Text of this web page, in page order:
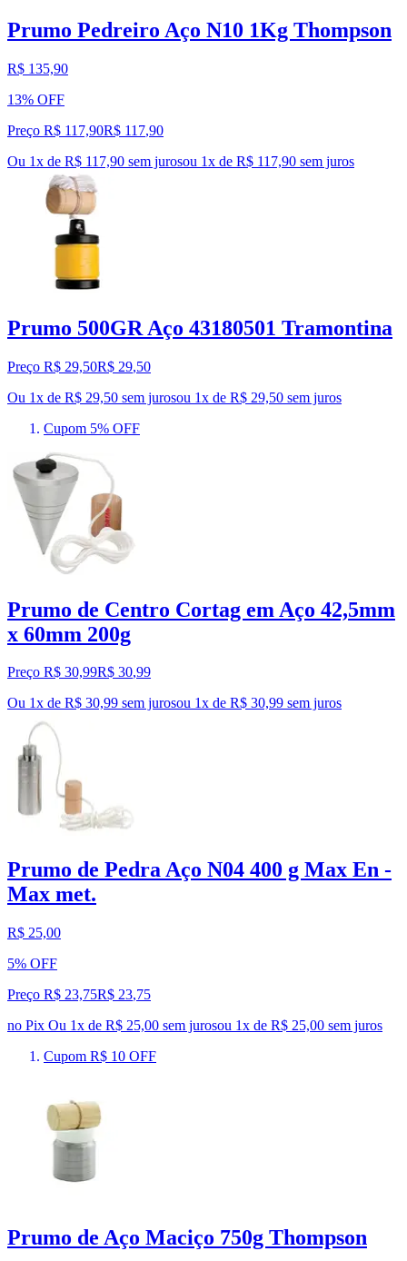
Prumo Pedreiro Aço N10 1Kg Thompson
R$ 135,90
13% OFF
Preço R$ 117,90R$ 117,90
Ou 1x de R$ 117,90 sem jurosou 1x de R$ 117,90 sem juros
Prumo 500GR Aço 43180501 Tramontina
Preço R$ 29,50R$ 29,50
Ou 1x de R$ 29,50 sem jurosou 1x de R$ 29,50 sem juros
Cupom 5% OFF
Prumo de Centro Cortag em Aço 42,5mm
x 60mm 200g
Preço R$ 30,99R$ 30,99
Ou 1x de R$ 30,99 sem jurosou 1x de R$ 30,99 sem juros
Prumo de Pedra Aço N04 400 g Max En -
Max met.
R$ 25,00
5% OFF
Preço R$ 23,75R$ 23,75
no Pix Ou 1x de R$ 25,00 sem jurosou 1x de R$ 25,00 sem juros
Cupom R$ 10 OFF
Prumo de Aço Maciço 750g Thompson